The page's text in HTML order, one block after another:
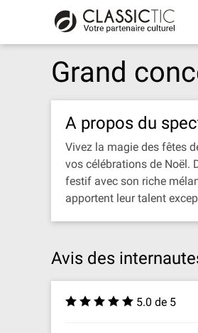
Grand
A propos du
Vivez la magie des fêtes
vos célébrations de Noël.
festif avec son riche
apportent leur talent
Avis des
5.0 de 5